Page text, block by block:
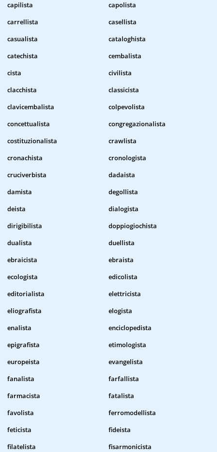
capilista
capolista
carrellista
casellista
casualista
cataloghista
catechista
cembalista
cista
civilista
clacchista
classicista
clavicembalista
colpevolista
concettualista
congregazionalista
costituzionalista
crawlista
cronachista
cronologista
cruciverbista
dadaista
damista
degollista
deista
dialogista
dirigibilista
doppiogiochista
dualista
duellista
ebraicista
ebraista
ecologista
edicolista
editorialista
elettricista
eliografista
elogista
enalista
enciclopedista
epigrafista
etimologista
europeista
evangelista
fanalista
farfallista
farmacista
fatalista
favolista
ferromodellista
feticista
fideista
filatelista
fisarmonicista